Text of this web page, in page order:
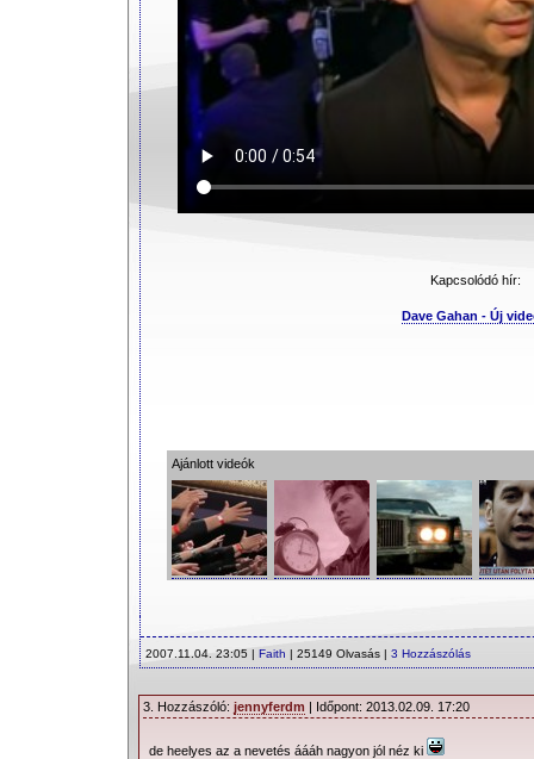
Kapcsolódó hír:
Dave Gahan - Új
Ajánlott videók
2007.11.04. 23:05 | Faith | 25149 Olvasás | 3 Hozzászólás
3. Hozzászóló: jennyferdm | Időpont: 2013.02.09. 17:20
de heelyes az a nevetés áááh nagyon jól néz ki